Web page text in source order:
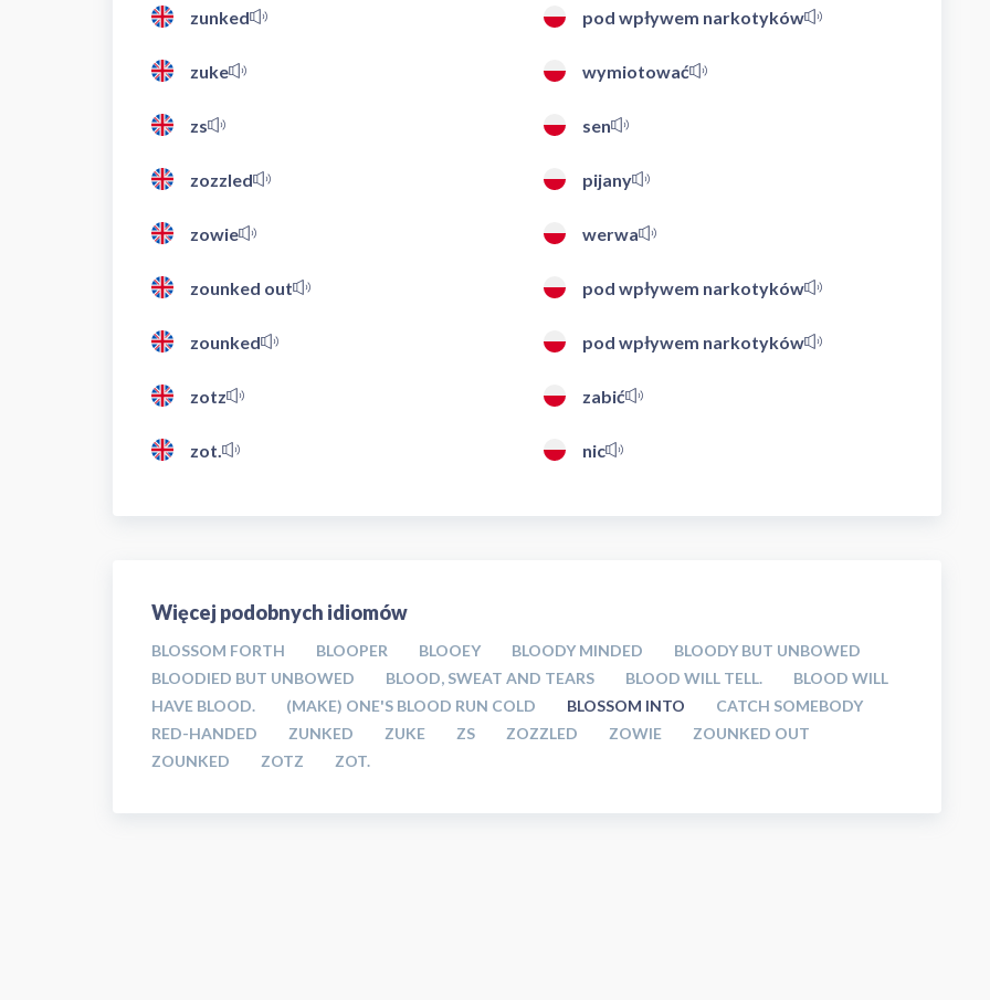
zunked pod wpływem narkotyków
zuke wymiotować
zs sen
zozzled pijany
zowie werwa
zounked out pod wpływem narkotyków
zounked pod wpływem narkotyków
zotz zabić
zot. nic
Więcej podobnych idiomów
BLOSSOM FORTH BLOOPER BLOOEY BLOODY MINDED
BLOODY BUT UNBOWED
BLOODIED BUT UNBOWED
BLOOD, SWEAT AND TEARS BLOOD WILL TELL.
BLOOD WILL
HAVE BLOOD.
(MAKE) ONE'S BLOOD RUN COLD BLOSSOM INTO
CATCH SOMEBODY
RED-HANDED
ZUNKED ZUKE ZS ZOZZLED ZOWIE
ZOUNKED OUT
ZOUNKED
ZOTZ ZOT.